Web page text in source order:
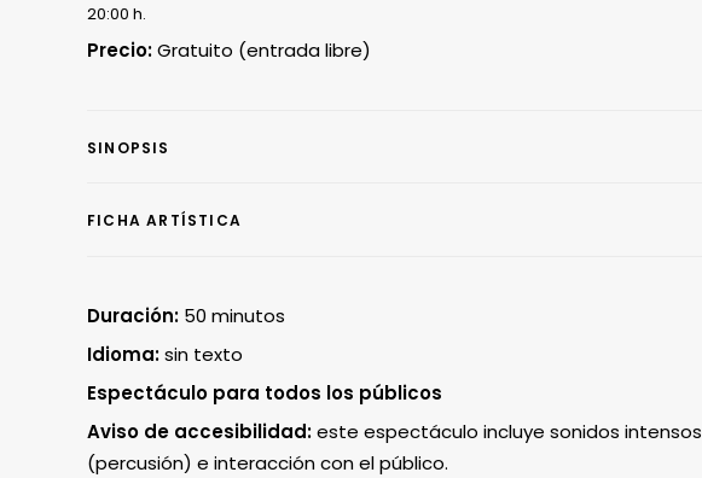
20:00 h.
Precio:Gratuito (entrada libre)
SINOPSIS
FICHA ARTÍSTICA
Duración: 50 minutos
Idioma:sin texto
Espectáculo para todos los públicos
Aviso de accesibilidad:este espectáculo incluye sonidos intensos
(percusión) e interacción con el público.